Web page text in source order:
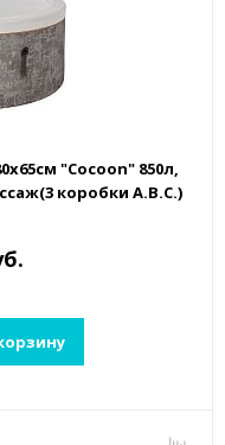
"Cocoon" 850л,
коробки A.B.C.)